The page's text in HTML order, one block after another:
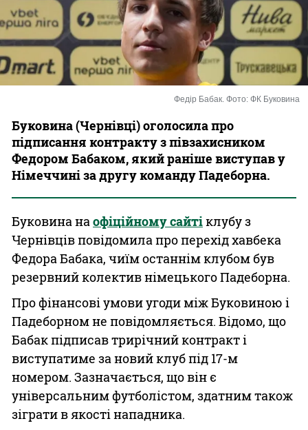
Казино
Федір Бабак. Фото: ФК Буковина
Буковина (Чернівці) оголосила про
підписання контракту з півзахисником
Федором Бабаком, який раніше виступав у
Німеччині за другу команду Падеборна.
Буковина наофіційному сайтіклубу з
Чернівців повідомила про перехід хавбека
Федора Бабака, чиїм останнім клубом був
резервний колектив німецького Падеборна.
Про фінансові умови угоди між Буковиною і
Падеборном не повідомляється. Відомо, що
Бабак підписав трирічний контракт і
виступатиме за новий клуб під 17-м
номером. Зазначається, що він є
універсальним футболістом, здатним також
зіграти в якості нападника.